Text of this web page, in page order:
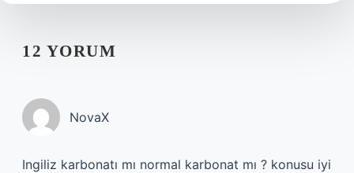
12 YORUM
NovaX
Ingiliz karbonatı mı normal karbonat mı ? konusu iyi